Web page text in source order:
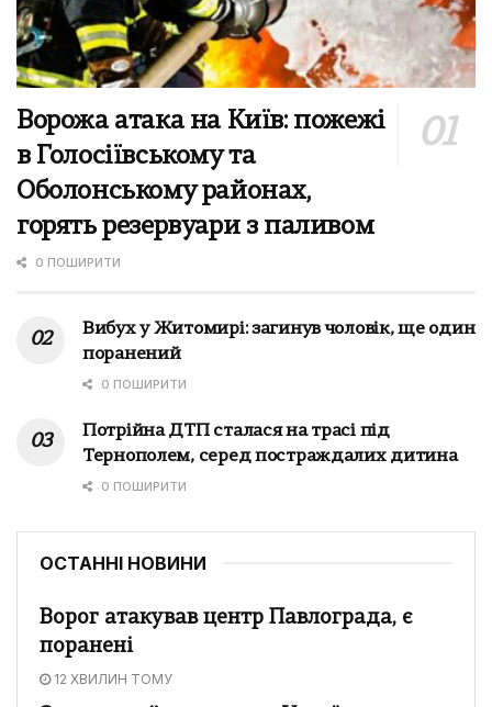
Ворожа атака на Київ: пожежі
в Голосіївському та
Оболонському районах,
горять резервуари з паливом
0 ПОШИРИТИ
Вибух у Житомирі: загинув чоловік, ще один
поранений
0 ПОШИРИТИ
Потрійна ДТП сталася на трасі під
Тернополем, серед постраждалих дитина
0 ПОШИРИТИ
ОСТАННІ НОВИНИ
Ворог атакував центр Павлограда, є
поранені
12 ХВИЛИН ТОМУ